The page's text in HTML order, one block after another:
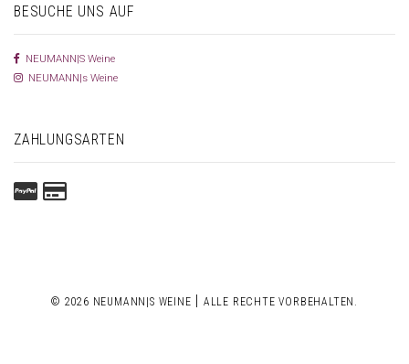
BESUCHE UNS AUF
NEUMANN|S Weine
NEUMANN|s Weine
ZAHLUNGSARTEN
© 2026 NEUMANN|S WEINE ALLE RECHTE VORBEHALTEN.